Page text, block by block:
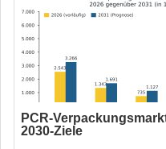
PCR-
2030-Ziele